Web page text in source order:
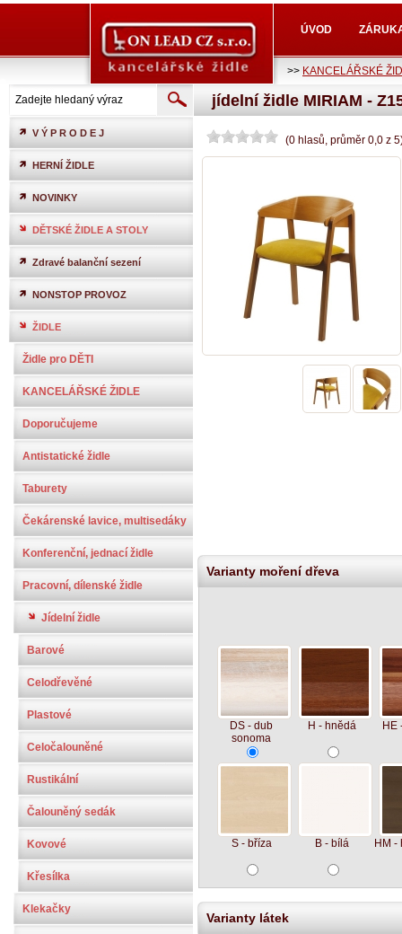
ÚVOD
>> KANCELÁŘSKÉ
V Ý P R O D E J
HERNÍ ŽIDLE
NOVINKY
DĚTSKÉ ŽIDLE A STOLY
Zdravé balanční sezení
NONSTOP PROVOZ
ŽIDLE
Židle pro DĚTI
KANCELÁŘSKÉ ŽIDLE
Doporučujeme
Antistatické židle
Taburety
Čekárenské lavice, multisedáky
Konferenční, jednací židle
Pracovní, dílenské židle
Jídelní židle
Barové
Celodřevěné
Plastové
Celočalouněné
Rustikální
Čalouněný sedák
Kovové
Křesílka
Klekačky
jídelní židle MIRIAM -
(0 hlasů, průměr 0,0 z 5
Varianty moření dřeva
DS - dub
sonoma
H - hnědá HE
S - bříza B - bílá HM -
Varianty látek